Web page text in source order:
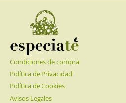
Condiciones de compra
Política de Privacidad
Política de Cookies
Avisos Legales